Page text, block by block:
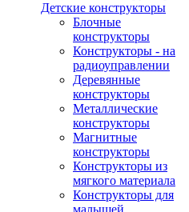
Детские конструкторы
Блочные
конструкторы
Конструкторы - на
радиоуправлении
Деревянные
конструкторы
Металлические
конструкторы
Магнитные
конструкторы
Конструкторы из
мягкого материала
Конструкторы для
малышей